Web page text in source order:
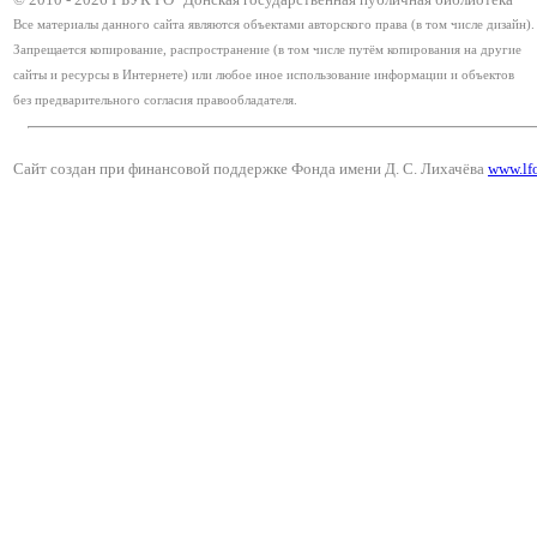
Все материалы данного сайта являются объектами авторского права (в том числе дизайн).
Запрещается копирование, распространение (в том числе путём копирования на другие
сайты и ресурсы в Интернете) или любое иное использование информации и объектов
без предварительного согласия правообладателя.
Сайт создан при финансовой поддержке Фонда имени Д. С. Лихачёва